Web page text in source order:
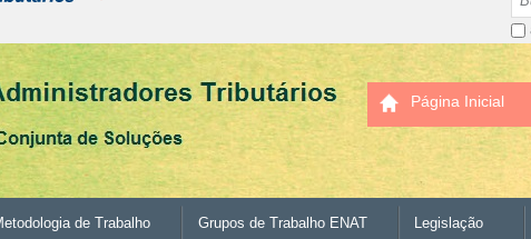
Página Inicial
de Trabalho Grupos de Trabalho ENAT Legislação